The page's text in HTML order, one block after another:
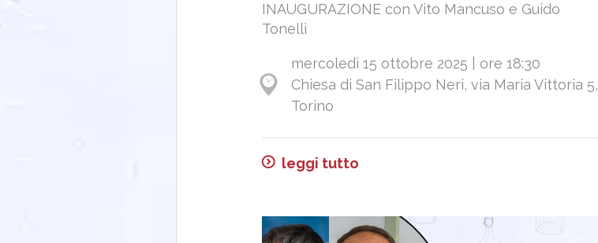
INAUGURAZIONE con Vito Mancuso e Guido
Tonelli
mercoledì 15 ottobre 2025 | ore 18:30
Chiesa di San Filippo Neri, via Maria Vittoria 5,
Torino
leggi tutto